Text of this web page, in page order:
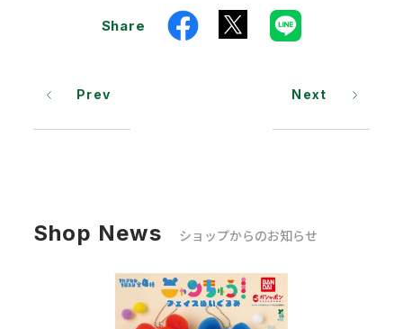
Share
Prev Next
Shop News ショップからのお知らせ